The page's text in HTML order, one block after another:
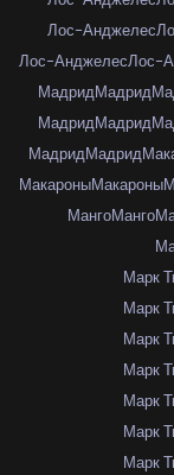
Лос-Анджелес
Лос-АнджелесЛос-
МадридМадрид
МадридМадрид
МадридМадрид
МакароныМакароны
МангоМанго
Марк
Марк
Марк
Марк
Марк
Марк
Марк